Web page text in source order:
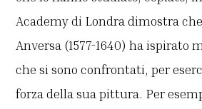
Academy di Londra dimostra
Anversa (1577-1640) ha ispirato
che si sono confrontati, per
forza della sua pittura. Per